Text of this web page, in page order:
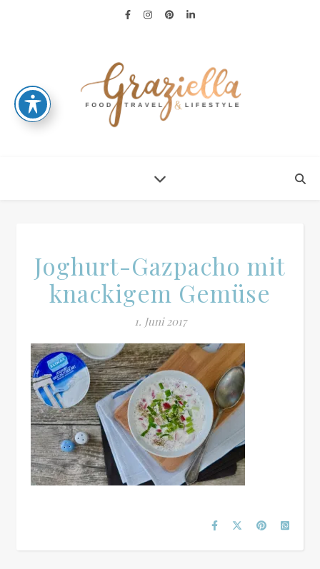
Joghurt-Gazpacho mit
knackigem Gemüse
1. Juni 2017